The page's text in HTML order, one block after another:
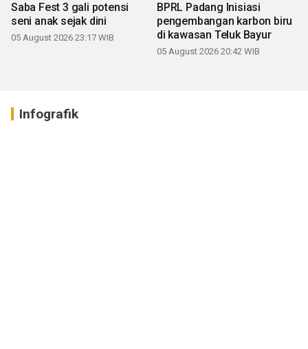
Saba Fest 3 gali potensi
seni anak sejak dini
05 August 2026 23:17 WIB
BPRL Padang Inisiasi
pengembangan karbon biru
di kawasan Teluk Bayur
05 August 2026 20:42 WIB
Infografik